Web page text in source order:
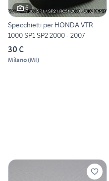
6
Specchietti per HONDA VTR
1000 SP1 SP2 2000 - 2007
30 €
Milano(MI)